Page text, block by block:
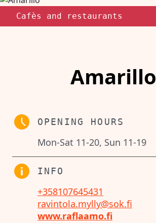
Cafès and restaurants
Amarillo
OPENING HOURS
Mon-Sat 11-20, Sun 11-19
INFO
+358107645431
ravintola.mylly@sok.fi
www.raflaamo.fi